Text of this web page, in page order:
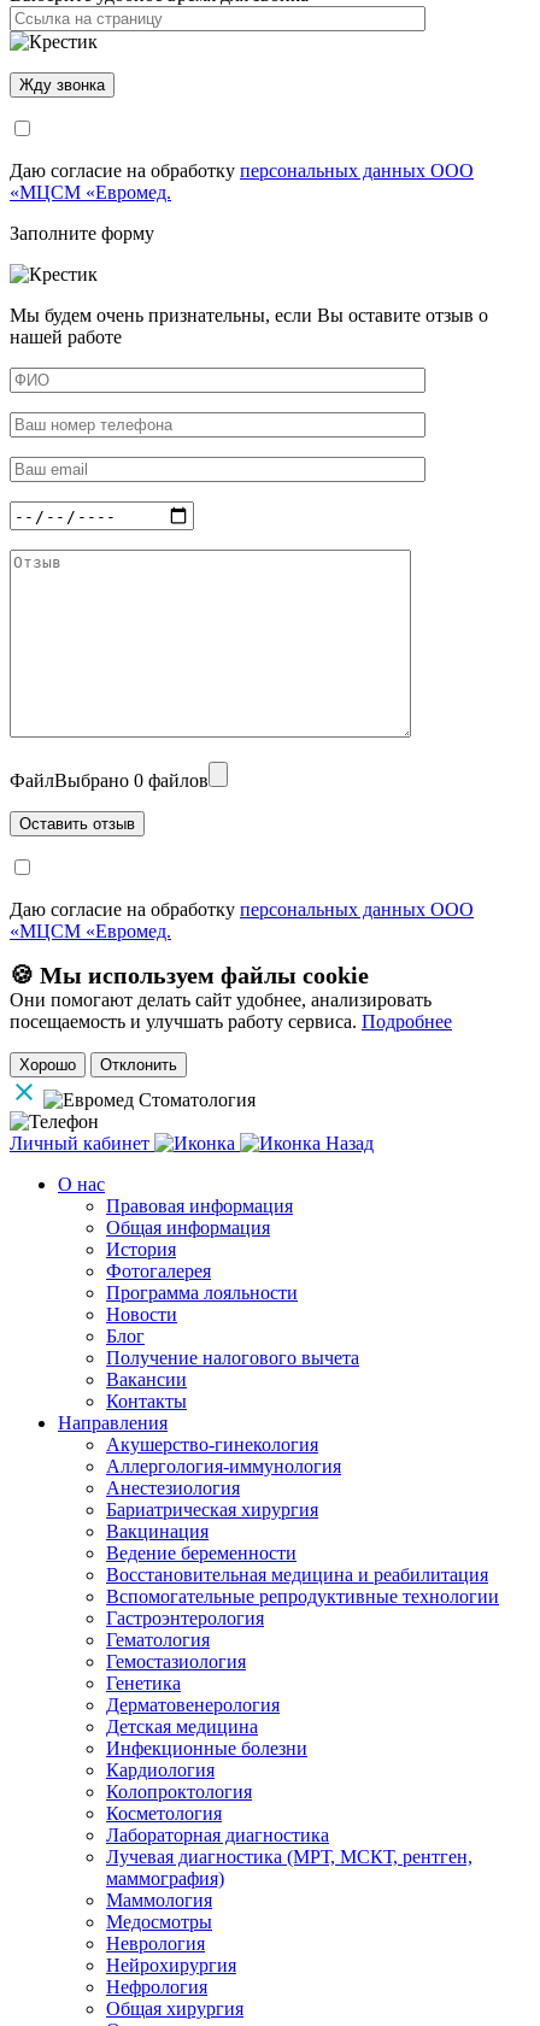
Даю согласие на обработку персональных данных ООО
«МЦСМ «Евромед.
Заполните форму
Мы будем очень признательны, если Вы оставите отзыв о
нашей работе
ФайлВыбрано 0 файлов
Даю согласие на обработку персональных данных ООО
«МЦСМ «Евромед.
🍪 Мы используем файлы cookie
Они помогают делать сайт удобнее, анализировать
посещаемость и улучшать работу сервиса. Подробнее
Хорошо Отклонить
Личный кабинет
Назад
О нас
Правовая информация
Общая информация
История
Фотогалерея
Программа лояльности
Новости
Блог
Получение налогового вычета
Вакансии
Контакты
Направления
Акушерство-гинекология
Аллергология-иммунология
Анестезиология
Бариатрическая хирургия
Вакцинация
Ведение беременности
Восстановительная медицина и реабилитация
Вспомогательные репродуктивные технологии
Гастроэнтерология
Гематология
Гемостазиология
Генетика
Дерматовенерология
Детская медицина
Инфекционные болезни
Кардиология
Колопроктология
Косметология
Лабораторная диагностика
Лучевая диагностика (МРТ, МСКТ, рентген,
маммография)
Маммология
Медосмотры
Неврология
Нейрохирургия
Нефрология
Общая хирургия